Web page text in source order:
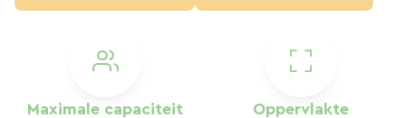
Maximale capaciteit Oppervlakte